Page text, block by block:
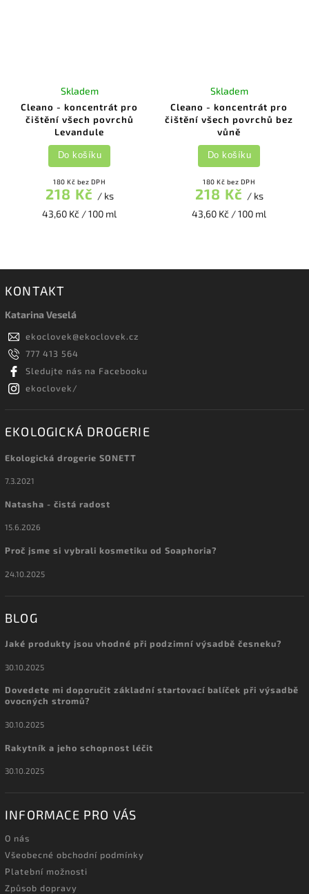
Cleano - koncentrát pro
čištění všech povrchů
Levandule
Skladem
180 Kč bez DPH
218 Kč / ks
43,60 Kč / 100 ml
Do košíku
Cleano - koncentrát pro
čištění všech povrchů bez
vůně
Skladem
180 Kč bez DPH
218 Kč / ks
43,60 Kč / 100 ml
Do košíku
KONTAKT
Katarina Veselá
ekoclovek@ekoclovek.cz
777 413 564
Sledujte nás na Facebooku
ekoclovek/
EKOLOGICKÁ DROGERIE
Ekologická drogerie SONETT
7.3.2021
Natasha - čistá radost
15.6.2026
Proč jsme si vybrali kosmetiku od Soaphoria?
24.10.2025
BLOG
Jaké produkty jsou vhodné při podzimní výsadbě česneku?
30.10.2025
Dovedete mi doporučit základní startovací balíček při výsadbě
ovocných stromů?
30.10.2025
Rakytník a jeho schopnost léčit
30.10.2025
INFORMACE PRO VÁS
O nás
Všeobecné obchodní podmínky
Platební možnosti
Způsob dopravy